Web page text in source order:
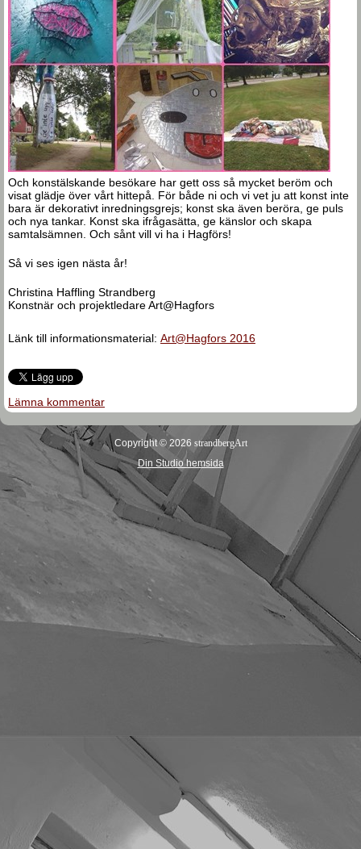
Och konstälskande besökare har gett oss så mycket beröm och
visat glädje över vårt hittepå. För både ni och vi vet ju att konst inte
bara är dekorativt inredningsgrejs; konst ska även beröra, ge puls
och nya tankar. Konst ska ifrågasätta, ge känslor och skapa
samtalsämnen. Och sånt vill vi ha i Hagförs!
Så vi ses igen nästa år!
Christina Haffling Strandberg
Konstnär och projektledare Art@Hagfors
Länk till informationsmaterial: Art@Hagfors 2016
Lämna kommentar
Copyright © 2026 strandbergArt
Din Studio hemsida